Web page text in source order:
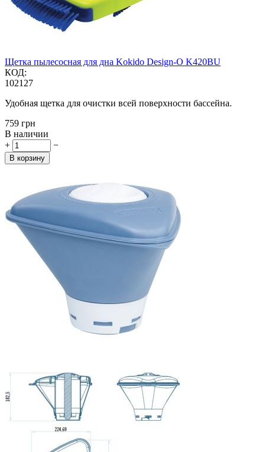
Щетка пылесосная для дна Kokido Design-O K420BU
КОД:
102127
Удобная щетка для очистки всей поверхности бассейна.
‍759‍ грн
В наличии
+
−
В корзину